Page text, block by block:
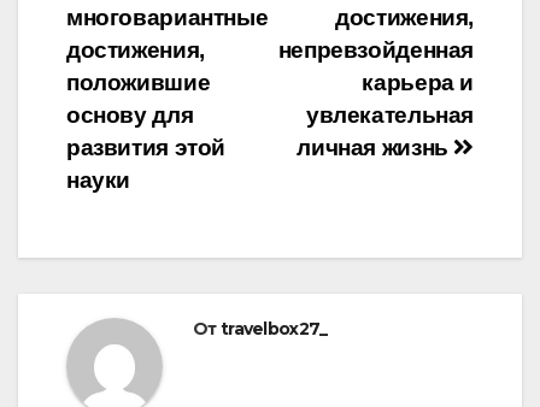
достижения,
непревзойденная
карьера и
увлекательная
личная жизнь
многовариантные
достижения,
положившие
основу для
развития этой
науки
Отtravelbox27_